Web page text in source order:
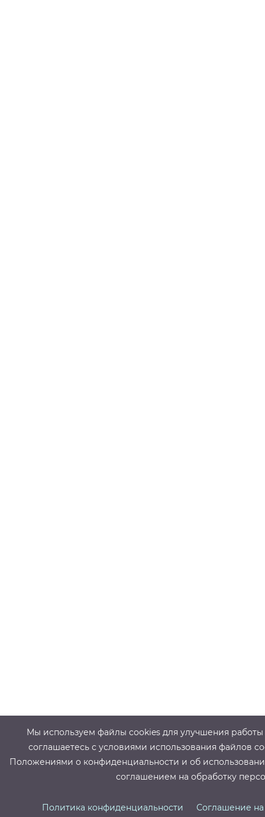
Мы используем файлы cооkies для улучшения работы
соглашаетесь с условиями использования файлов
Положениями о конфиденциальности и об
соглашением на обработку
Политика конфиденциальности Соглашение на